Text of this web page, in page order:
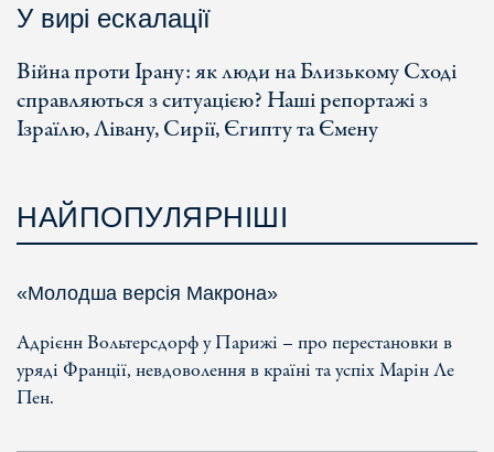
У вирі ескалації
Війна проти Ірану: як люди на Близькому Сході
справляються з ситуацією? Наші репортажі з
Ізраїлю, Лівану, Сирії, Єгипту та Ємену
НАЙПОПУЛЯРНІШІ
«Молодша версія Макрона»
Адрієнн Вольтерсдорф у Парижі – про перестановки в
уряді Франції, невдоволення в країні та успіх Марін Ле
Пен.